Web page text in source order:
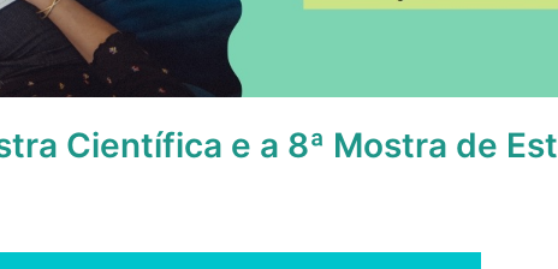
Científica e a 8ª Mostra de